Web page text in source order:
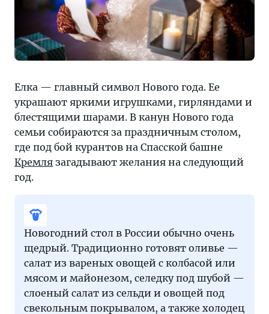
Елка — главный символ Нового года. Ее
украшают яркими игрушками, гирляндами и
блестящими шарами. В канун Нового года
семьи собираются за праздничным столом,
где под бой курантов на Спасской башне
Кремля загадывают желания на следующий
год.
Новогодний стол в России обычно очень
щедрый. Традиционно готовят оливье —
салат из вареных овощей с колбасой или
мясом и майонезом, селедку под шубой —
слоеный салат из сельди и овощей под
свекольным покрывалом, а также холодец